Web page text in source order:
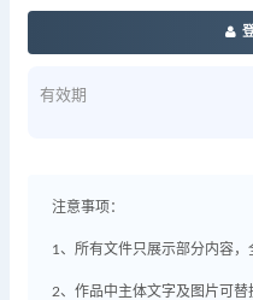
有效期
注意事项：
1、所有文件只展示部分内容，
2、作品中主体文字及图片可替